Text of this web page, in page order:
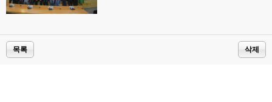
목록 삭제